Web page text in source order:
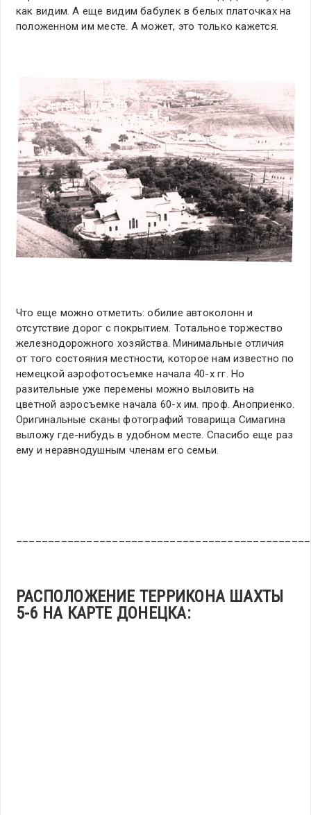
как видим. А еще видим бабулек в белых платочках на
положенном им месте. А может, это только кажется.
Что еще можно отметить: обилие автоколонн и
отсутствие дорог с покрытием. Тотальное торжество
железнодорожного хозяйства. Минимальные отличия
от того состояния местности, которое нам известно по
немецкой аэрофотосъемке начала 40-х гг. Но
разительные уже перемены можно выловить на
цветной аэросъемке начала 60-х им. проф. Аноприенко.
Оригинальные сканы фотографий товарища Симагина
выложу где-нибудь в удобном месте. Спасибо еще раз
ему и неравнодушным членам его семьи.
РАСПОЛОЖЕНИЕ ТЕРРИКОНА ШАХТЫ
5-6 НА КАРТЕ ДОНЕЦКА: